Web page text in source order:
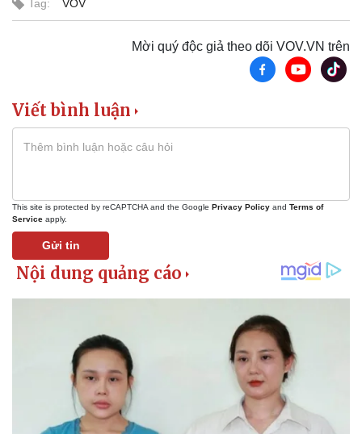
Kinh tế
Thị trường
Giá vàng
Tag: VOV
Mời quý độc giả theo dõi VOV.VN trên
Viết bình luận
This site is protected by reCAPTCHA and the Google Privacy Policy and Terms of
Service apply.
Gửi tin